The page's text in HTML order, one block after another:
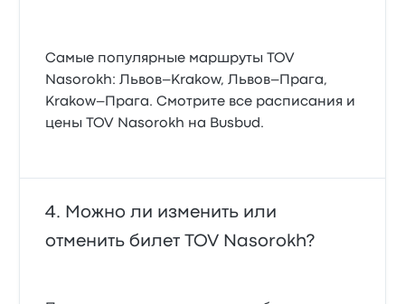
Самые популярные маршруты TOV
Nasorokh: Львов–Krakow, Львов–Прага,
Krakow–Прага. Смотрите все расписания и
цены TOV Nasorokh на Busbud.
Можно ли изменить или
отменить билет TOV Nasorokh?